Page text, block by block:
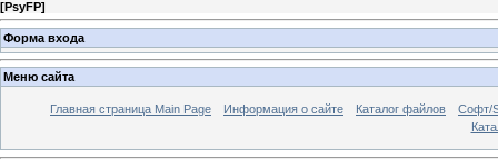
[PsyFP]
Форма входа
Меню сайта
Главная страница Main Page Информация о сайте Каталог файлов
Софт/